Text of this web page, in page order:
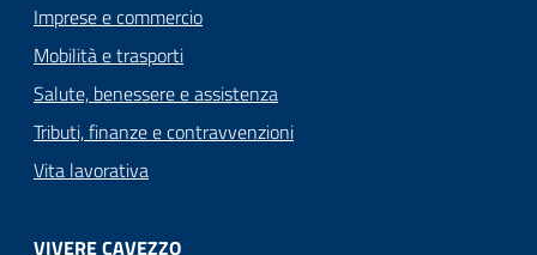
Imprese e commercio
Mobilità e trasporti
Salute, benessere e assistenza
Tributi, finanze e contravvenzioni
Vita lavorativa
VIVERE CAVEZZO